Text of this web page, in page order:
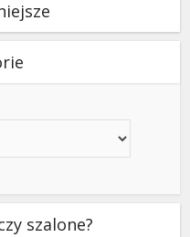
szalone?